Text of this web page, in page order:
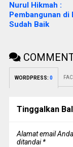
Nurul Hikmah :
Pembangunan di
Sudah Baik
WORDPRESS: 0
Tinggalkan
Alamat email
ditandai*